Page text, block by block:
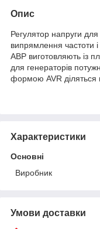
Опис
Регулятор напруги
випрямлення частоти і
АВР виготовляють із
для генераторів
формою AVR діляться
Характеристики
Основні
Виробник
Умови доставки